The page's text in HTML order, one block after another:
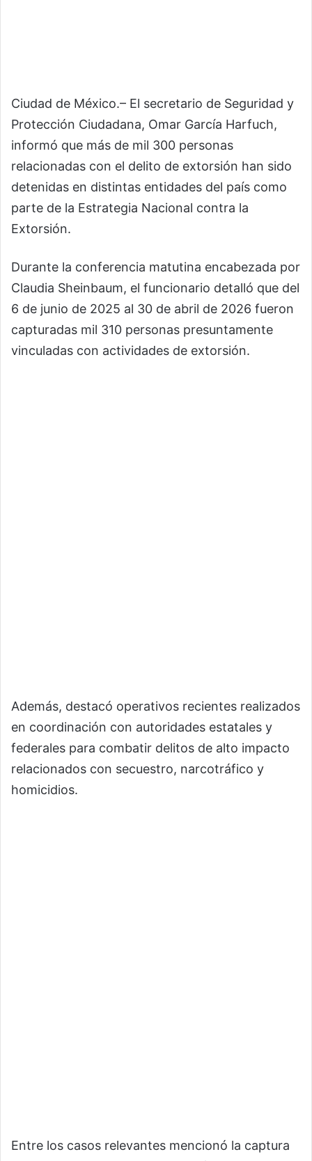
Ciudad de México.– El secretario de Seguridad y
Protección Ciudadana, Omar García Harfuch,
informó que más de mil 300 personas
relacionadas con el delito de extorsión han sido
detenidas en distintas entidades del país como
parte de la Estrategia Nacional contra la
Extorsión.
Durante la conferencia matutina encabezada por
Claudia Sheinbaum, el funcionario detalló que del
6 de junio de 2025 al 30 de abril de 2026 fueron
capturadas mil 310 personas presuntamente
vinculadas con actividades de extorsión.
Además, destacó operativos recientes realizados
en coordinación con autoridades estatales y
federales para combatir delitos de alto impacto
relacionados con secuestro, narcotráfico y
homicidios.
Entre los casos relevantes mencionó la captura